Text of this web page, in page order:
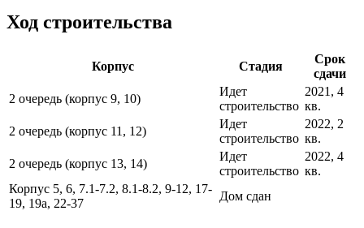
Ход строительства
Корпус Стадия
Срок
сдачи
2 очередь (корпус 9, 10)
Идет
строительство
2021, 4
кв.
2 очередь (корпус 11, 12)
Идет
строительство
2022, 2
кв.
2 очередь (корпус 13, 14)
Идет
строительство
2022, 4
кв.
Корпус 5, 6, 7.1-7.2, 8.1-8.2, 9-12, 17-
19, 19а, 22-37
Дом сдан